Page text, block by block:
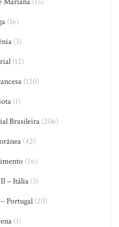
(16)
(3)
(12)
(120)
(1)
Brasileira(206)
(42)
(26)
– Itália (3)
Portugal (20)
(1)